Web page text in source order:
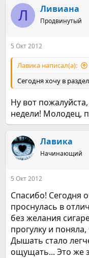
Л Ливиана
Продвинутый
5 Окт 2012
Лавика написал(а):
Сегодня хочу в
Ну вот
недели! Молодец,
Лавика
Начинающий
5 Окт 2012
Спасибо! Сегодня
проснулась в
без желания
прогулку и
Дышать стало
ощущать... Это же